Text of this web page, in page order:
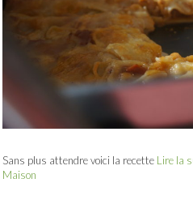
Sans plus attendre voici la recette Lire la
Maison